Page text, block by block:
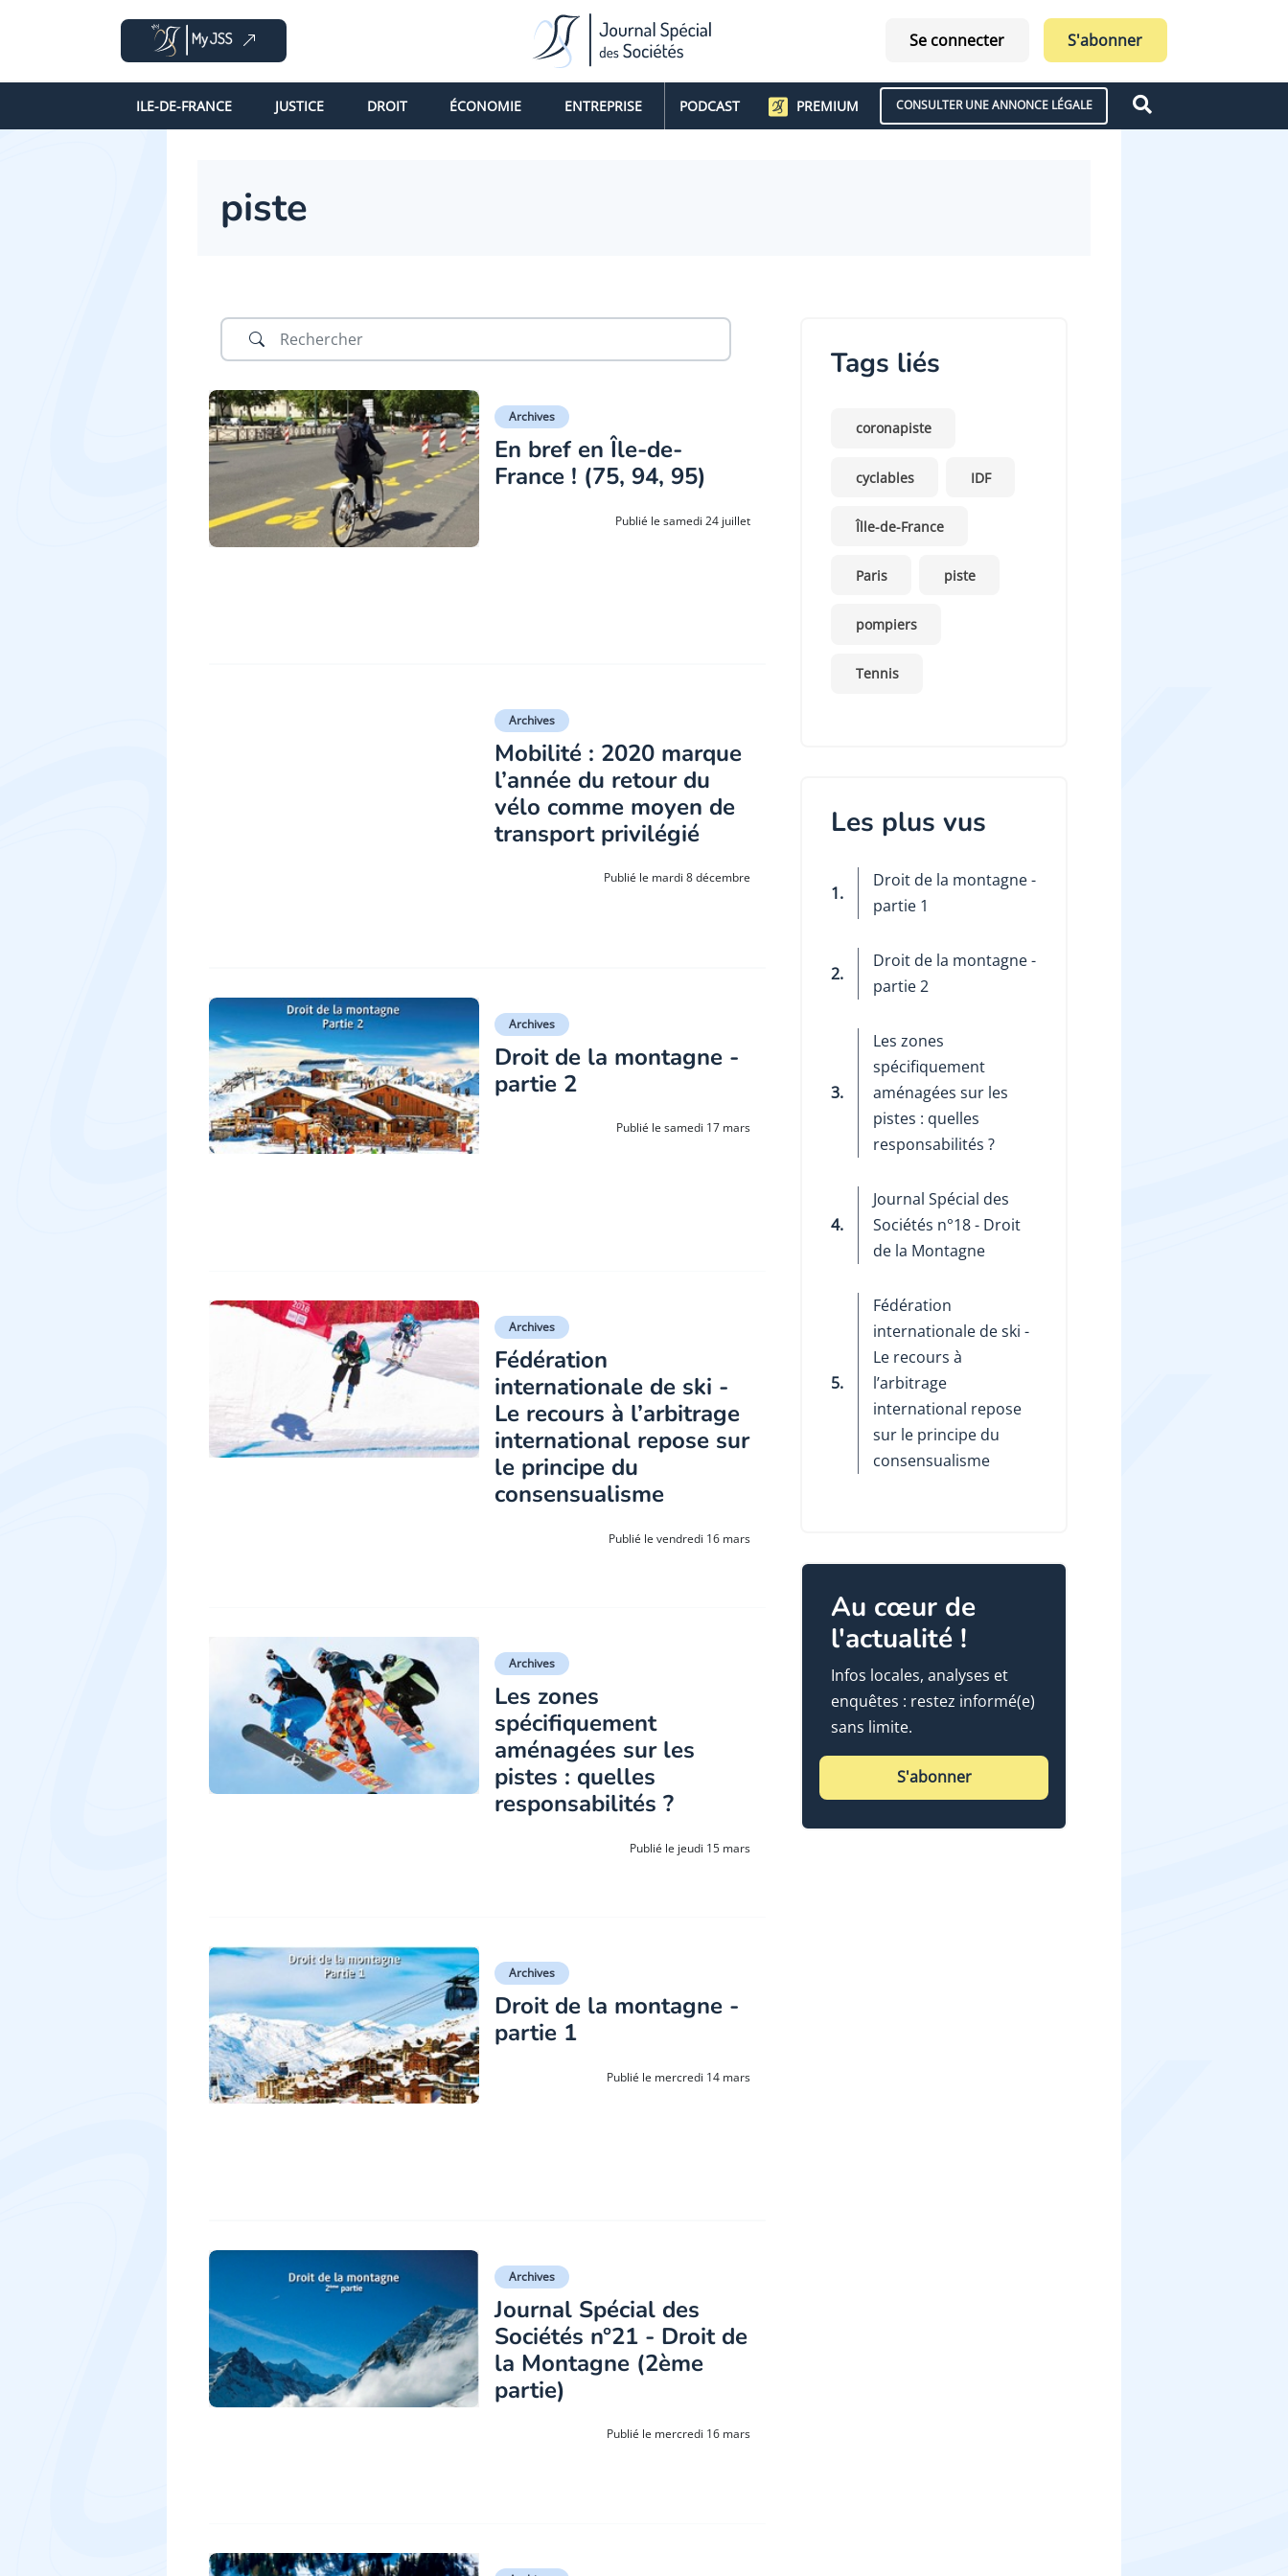
Se connecter S'abonner
ILE-DE-FRANCE JUSTICE DROIT ÉCONOMIE ENTREPRISE PODCAST PREMIUM CONSULTER UNE ANNONCE LÉGALE
piste
Archives
En bref en Île-de-
France ! (75, 94, 95)
Publié le samedi 24 juillet
Archives
Mobilité : 2020 marque
l’année du retour du
vélo comme moyen de
transport privilégié
Publié le mardi 8 décembre
Archives
Droit de la montagne -
partie 2
Publié le samedi 17 mars
Archives
Fédération
internationale de ski -
Le recours à l’arbitrage
international repose sur
le principe du
consensualisme
Publié le vendredi 16 mars
Archives
Les zones
spécifiquement
aménagées sur les
pistes : quelles
responsabilités ?
Publié le jeudi 15 mars
Archives
Droit de la montagne -
partie 1
Publié le mercredi 14 mars
Archives
Journal Spécial des
Sociétés n°21 - Droit de
la Montagne (2ème
partie)
Publié le mercredi 16 mars
Tags liés
coronapiste
cyclables IDF
Îlle-de-France
Paris piste
pompiers
Tennis
Les plus vus
1.
Droit de la montagne -
partie 1
2.
Droit de la montagne -
partie 2
3.
Les zones
spécifiquement
aménagées sur les
pistes : quelles
responsabilités ?
4.
Journal Spécial des
Sociétés n°18 - Droit
de la Montagne
5.
Fédération
internationale de ski -
Le recours à
l’arbitrage
international repose
sur le principe du
consensualisme
Au cœur de
l'actualité !
Infos locales, analyses et
enquêtes : restez informé(e)
sans limite.
S'abonner